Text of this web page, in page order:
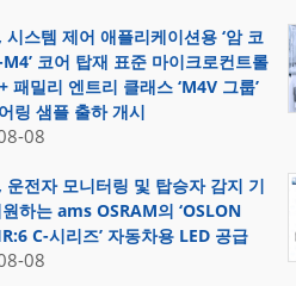
시스템 제어 애플리케이션용 ‘암 코
코어 탑재 표준 마이크로컨트롤
패밀리 엔트리 클래스 ‘M4V 그룹’
링 샘플 출하 개시
08
운전자 모니터링 및 탑승자 감지 기
하는 ams OSRAM의 ‘OSLON
C-시리즈’ 자동차용 LED 공급
08